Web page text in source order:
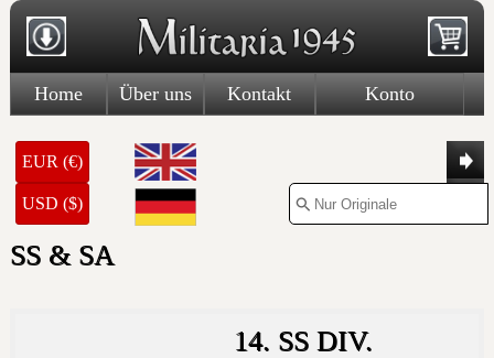
Home Über uns Kontakt Konto
EUR (€)
USD ($)
SS & SA
14. SS DIV.